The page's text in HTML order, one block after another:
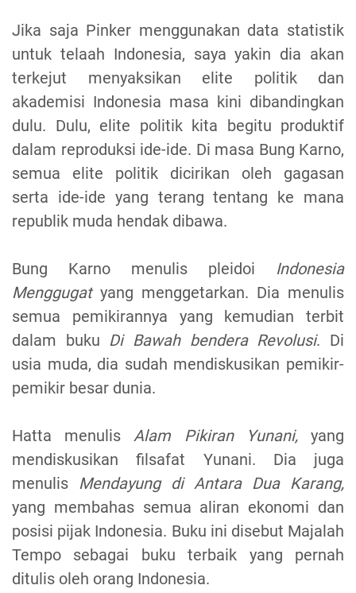
Jika saja Pinker menggunakan data statistik
untuk telaah Indonesia, saya yakin dia akan
terkejut menyaksikan elite politik dan
akademisi Indonesia masa kini dibandingkan
dulu. Dulu, elite politik kita begitu produktif
dalam reproduksi ide-ide. Di masa Bung Karno,
semua elite politik dicirikan oleh gagasan
serta ide-ide yang terang tentang ke mana
republik muda hendak dibawa.
Bung Karno menulis pleidoi Indonesia
Menggugatyang menggetarkan. Dia menulis
semua pemikirannya yang kemudian terbit
dalam buku Di Bawah bendera Revolusi. Di
usia muda, dia sudah mendiskusikan pemikir-
pemikir besar dunia.
Hatta menulisAlam Pikiran Yunani,yang
mendiskusikan filsafat Yunani. Dia juga
menulis Mendayung di Antara Dua Karang,
yang membahas semua aliran ekonomi dan
posisi pijak Indonesia. Buku ini disebut Majalah
Tempo sebagai buku terbaik yang pernah
ditulis oleh orang Indonesia.